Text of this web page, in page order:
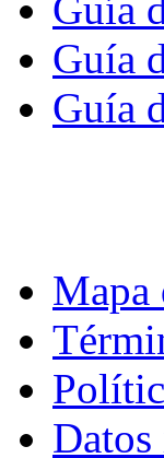
Guía
Guía
Mapa